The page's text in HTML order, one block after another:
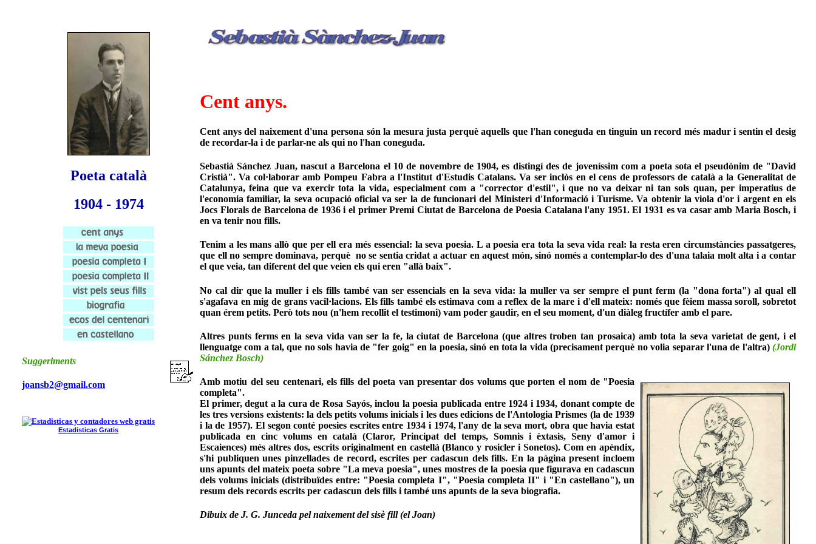
Poeta català
1904 - 1974
Suggeriments
joansb2@gmail.com
Estadisticas Gratis
Cent anys.
Cent anys del naixement d'una persona són la mesura justa perquè aquells que l'han coneguda en tinguin un record més madur i sentin el desig
de recordar-la i de parlar-ne als qui no l'han coneguda.
Sebastià Sánchez Juan, nascut a Barcelona el 10 de novembre de 1904, es distingí des de joveníssim com a poeta sota el pseudònim de "David
Cristià". Va col·laborar amb Pompeu Fabra a l'Institut d'Estudis Catalans. Va ser inclòs en el cens de professors de català a la Generalitat de
Catalunya, feina que va exercir tota la vida, especialment com a "corrector d'estil", i que no va deixar ni tan sols quan, per imperatius de
l'economia familiar, la seva ocupació oficial va ser la de funcionari del Ministeri d'Informació i Turisme. Va obtenir la viola d'or i argent en els
Jocs Florals de Barcelona de 1936 i el primer Premi Ciutat de Barcelona de Poesia Catalana l'any 1951. El 1931 es va casar amb Maria Bosch, i
en va tenir nou fills.
Tenim a les mans allò que per ell era més essencial: la seva poesia. L a poesia era tota la seva vida real: la resta eren circumstàncies passatgeres,
que ell no sempre dominava, perquè no se sentia cridat a actuar en aquest món, sinó només a contemplar-lo des d'una talaia molt alta i a contar
el que veia, tan diferent del que veien els qui eren "allà baix".
No cal dir que la muller i els fills també van ser essencials en la seva vida: la muller va ser sempre el punt ferm (la "dona forta") al qual ell
s'agafava en mig de grans vacil·lacions. Els fills també els estimava com a reflex de la mare i d'ell mateix: només que fèiem massa soroll, sobretot
quan érem petits. Però tots nou (n'hem recollit el testimoni) vam poder gaudir, en el seu moment, d'un diàleg fructífer amb el pare.
Altres punts ferms en la seva vida van ser la fe, la ciutat de Barcelona (que altres troben tan prosaica) amb tota la seva varietat de gent, i el
llenguatge com a tal, que no sols havia de "fer goig" en la poesia, sinó en tota la vida (precisament perquè no volia separar l'una de l'altra) (Jordi
Sánchez Bosch)
Amb motiu del seu centenari, els fills del poeta van presentar dos volums que porten el nom de "Poesia
completa".
El primer, degut a la cura de Rosa Sayós, inclou la poesia publicada entre 1924 i 1934, donant compte de
les tres versions existents: la dels petits volums inicials i les dues edicions de l'Antologia Prismes (la de 1939
i la de 1957). El segon conté poesies escrites entre 1934 i 1974, l'any de la seva mort, obra que havia estat
publicada en cinc volums en català (Claror, Principat del temps, Somnis i èxtasis, Seny d'amor i
Escaiences) més altres dos, escrits originalment en castellà (Blanco y rosicler i Sonetos). Com en apèndix,
s'hi publiquen unes pinzellades de record, escrites per cadascun dels fills. En la pàgina present incloem
uns apunts del mateix poeta sobre "La meva poesia", unes mostres de la poesia que figurava en cadascun
dels volums inicials (distribuïdes entre: "Poesia completa I", "Poesia completa II" i "En castellano"), un
resum dels records escrits per cadascun dels fills i també uns apunts de la seva biografia.
Dibuix de J. G. Junceda pel naixement del sisè fill (el Joan)